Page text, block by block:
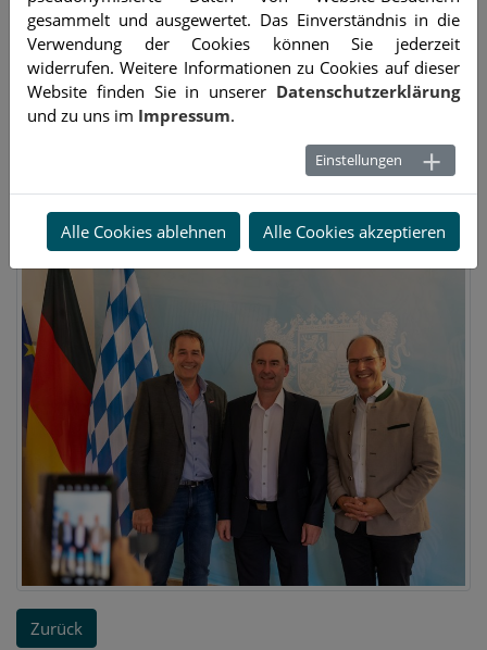
Wichtigkeit der regionalen Genusshandwerke wie Bäcker,
Metzger, Konditoren, Müller und Brauer. Im Fokus standen
unter anderem die Themen Bürokratieabbau,
Ladenschlussgesetz, Handwerkerbefreiung von der
Mautpflicht sowie ein freiwilliges Handwerksjahr.
zu finden und dabei auf weitere bürokratische Belastungen
Zurück
gesammelt und ausgewertet. Das Einverständnis in die
Verwendung der Cookies können Sie jederzeit
widerrufen. Weitere Informationen zu Cookies auf dieser
Website finden Sie in unserer Datenschutzerklärung
und zu uns im Impressum.
Einstellungen
Alle Cookies ablehnen Alle Cookies akzeptieren